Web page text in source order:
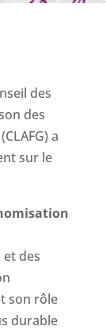
des
des
a
sur le
des
son rôle
durable